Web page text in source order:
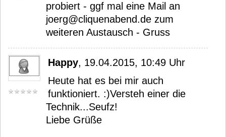
probiert - ggf mal eine Mail an
joerg@cliquenabend.de zum
weiteren Austausch - Gruss
Happy, 19.04.2015, 10:49 Uhr
Heute hat es bei mir auch
funktioniert. :)Versteh einer die
Technik...Seufz!
Liebe Grüße